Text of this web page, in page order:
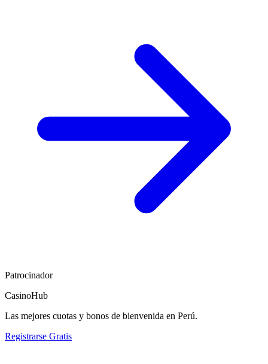
Patrocinador
CasinoHub
Las mejores cuotas y bonos de bienvenida en Perú.
Registrarse Gratis